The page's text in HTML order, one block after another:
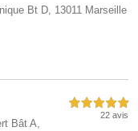
Bt D, 13011 Marseille
Bât A,
5,0 étoiles sur 5
22 avis